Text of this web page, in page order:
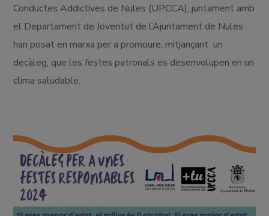
Conductes Addictives de Nules (UPCCA), juntament amb
el Departament de Joventut de l’Ajuntament de Nules
han posat en marxa per a promoure, mitjançant un
decàleg, que les festes patronals es desenvolupen en un
clima saludable.